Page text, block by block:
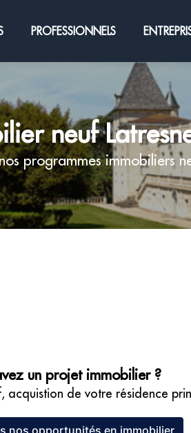
PROFESSIONNELS
neuf
programmes immobiliers
un projet immobilier ?
acquistion de votre résidence